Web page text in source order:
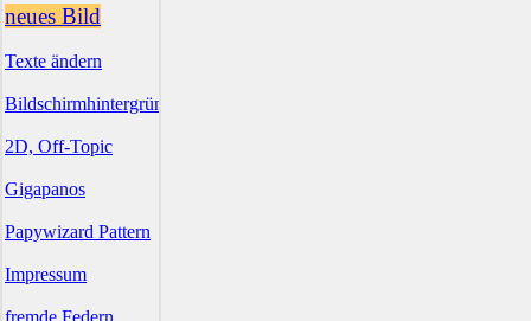
neues Bild
Texte ändern
Bildschirmhintergründe
2D, Off-Topic
Gigapanos
Papywizard Pattern
Impressum
fremde Federn